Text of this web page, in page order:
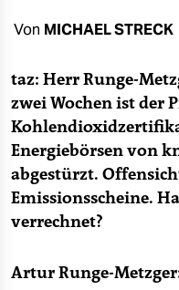
wahrheit
verlag
veranstaltungen
shop
fragen & hilfe
abo
Von MICHAEL STRECK
taz: Herr Runge-
zwei Wochen ist der
Energiebörsen von
abgestürzt.
Emissionsscheine.
verrechnet?
Artur Runge-